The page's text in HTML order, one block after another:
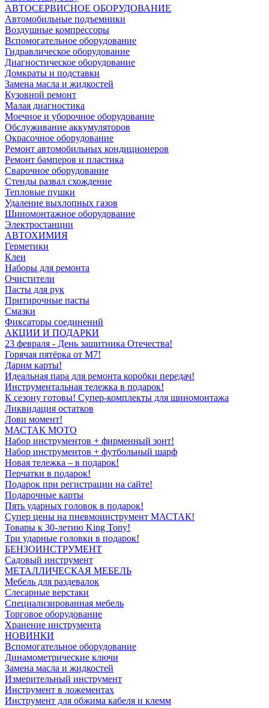
АВТОСЕРВИСНОЕ ОБОРУДОВАНИЕ
Автомобильные подъемники
Воздушные компрессоры
Вспомогательное оборудование
Гидравлическое оборудование
Диагностическое оборудование
Домкраты и подставки
Замена масла и жидкостей
Кузовной ремонт
Малая диагностика
Моечное и уборочное оборудование
Обслуживание аккумуляторов
Окрасочное оборудование
Ремонт автомобильных кондиционеров
Ремонт бамперов и пластика
Сварочное оборудование
Стенды развал схождение
Тепловые пушки
Удаление выхлопных газов
Шиномонтажное оборудование
Электростанции
АВТОХИМИЯ
Герметики
Клеи
Наборы для ремонта
Очистители
Пасты для рук
Притирочные пасты
Смазки
Фиксаторы соединений
АКЦИИ И ПОДАРКИ
23 февраля - День защитника Отечества!
Горячая пятёрка от M7!
Дарим карты!
Идеальная пара для ремонта коробки передач!
Инструментальная тележка в подарок!
К сезону готовы! Супер-комплекты для шиномонтажа
Ликвидация остатков
Лови момент!
МАСТАК МОТО
Набор инструментов + фирменный зонт!
Набор инструментов + футбольный шарф
Новая тележка – в подарок!
Перчатки в подарок!
Подарок при регистрации на сайте!
Подарочные карты
Пять ударных головок в подарок!
Супер цены на пневмоинструмент МАСТАК!
Товары к 30-летию King Tony!
Три ударные головки в подарок!
БЕНЗОИНСТРУМЕНТ
Садовый инструмент
МЕТАЛЛИЧЕСКАЯ МЕБЕЛЬ
Мебель для раздевалок
Слесарные верстаки
Специализированная мебель
Торговое оборудование
Хранение инструмента
НОВИНКИ
Вспомогательное оборудование
Динамометрические ключи
Замена масла и жидкостей
Измерительный инструмент
Инструмент в ложементах
Инструмент для обжима кабеля и клемм